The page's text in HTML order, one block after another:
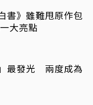
書》雖難甩原作包
大亮點
最發光 兩度成為